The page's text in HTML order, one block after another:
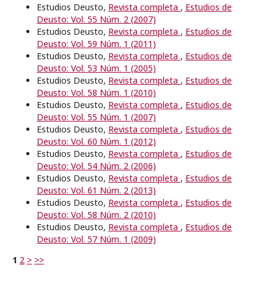
Estudios Deusto, Revista completa , Estudios de
Deusto: Vol. 55 Núm. 2 (2007)
Estudios Deusto, Revista completa , Estudios de
Deusto: Vol. 59 Núm. 1 (2011)
Estudios Deusto, Revista completa , Estudios de
Deusto: Vol. 53 Núm. 1 (2005)
Estudios Deusto, Revista completa , Estudios de
Deusto: Vol. 58 Núm. 1 (2010)
Estudios Deusto, Revista completa , Estudios de
Deusto: Vol. 55 Núm. 1 (2007)
Estudios Deusto, Revista completa , Estudios de
Deusto: Vol. 60 Núm. 1 (2012)
Estudios Deusto, Revista completa , Estudios de
Deusto: Vol. 54 Núm. 2 (2006)
Estudios Deusto, Revista completa , Estudios de
Deusto: Vol. 61 Núm. 2 (2013)
Estudios Deusto, Revista completa , Estudios de
Deusto: Vol. 58 Núm. 2 (2010)
Estudios Deusto, Revista completa , Estudios de
Deusto: Vol. 57 Núm. 1 (2009)
1 2 > >>